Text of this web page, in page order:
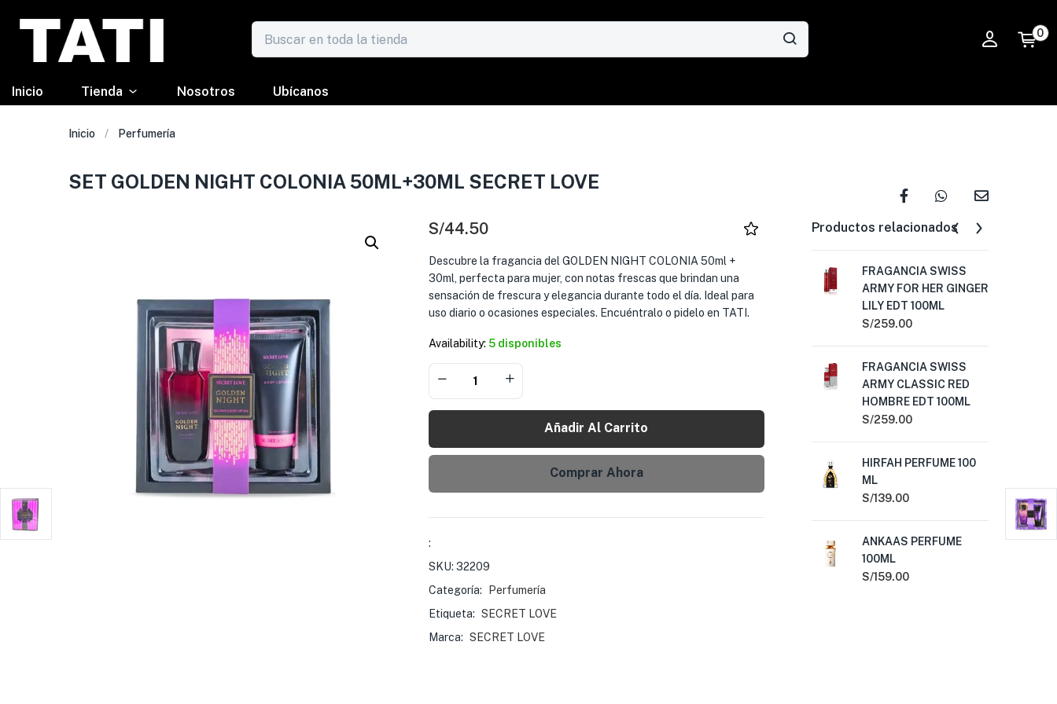
0
Inicio Tienda Nosotros Ubícanos
Inicio Perfumería
SET GOLDEN NIGHT COLONIA 50ML+30ML SECRET LOVE
S/44.50
Descubre la fragancia del GOLDEN NIGHT COLONIA 50ml +
30ml, perfecta para mujer, con notas frescas que brindan una
sensación de frescura y elegancia durante todo el día. Ideal para
uso diario o ocasiones especiales. Encuéntralo o pidelo en TATI.
Availability: 5 disponibles
Añadir Al Carrito
Comprar Ahora
:
SKU: 32209
Categoría:
Perfumería
Etiqueta: SECRET LOVE
Marca: SECRET LOVE
Productos relacionados
FRAGANCIA SWISS
ARMY FOR HER GINGER
LILY EDT 100ML
S/259.00
FRAGANCIA SWISS
ARMY CLASSIC RED
HOMBRE EDT 100ML
S/259.00
HIRFAH PERFUME 100
ML
S/139.00
ANKAAS PERFUME
100ML
S/159.00
AL
S/